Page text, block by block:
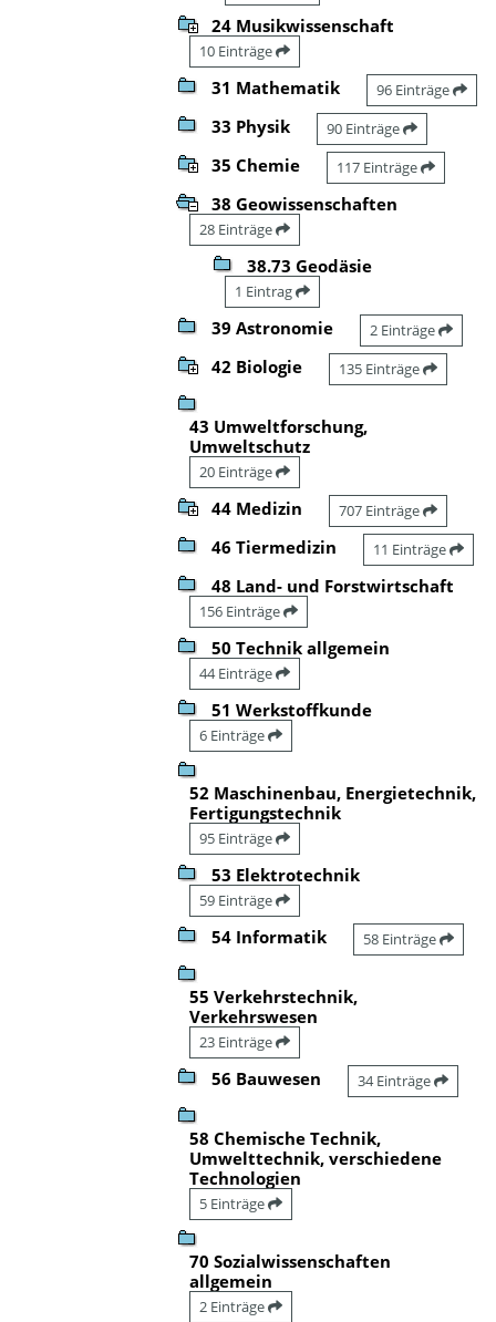
24 Musikwissenschaft
10 Einträge
31 Mathematik 96 Einträge
33 Physik 90 Einträge
35 Chemie 117 Einträge
38 Geowissenschaften
28 Einträge
38.73 Geodäsie
1 Eintrag
39 Astronomie 2 Einträge
42 Biologie 135 Einträge
43 Umweltforschung,
Umweltschutz
20 Einträge
44 Medizin 707 Einträge
46 Tiermedizin 11 Einträge
48 Land- und Forstwirtschaft
156 Einträge
50 Technik allgemein
44 Einträge
51 Werkstoffkunde
6 Einträge
52 Maschinenbau, Energietechnik,
Fertigungstechnik
95 Einträge
53 Elektrotechnik
59 Einträge
54 Informatik 58 Einträge
55 Verkehrstechnik,
Verkehrswesen
23 Einträge
56 Bauwesen 34 Einträge
58 Chemische Technik,
Umwelttechnik, verschiedene
Technologien
5 Einträge
70 Sozialwissenschaften
allgemein
2 Einträge